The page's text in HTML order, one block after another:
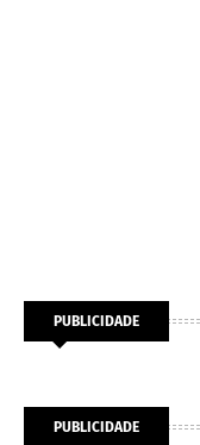
PUBLICIDADE
PUBLICIDADE